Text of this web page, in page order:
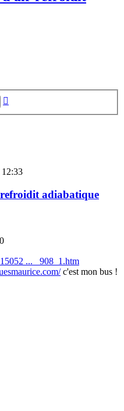
12:33
adiabatique
... _908_1.htm
c'est mon bus !